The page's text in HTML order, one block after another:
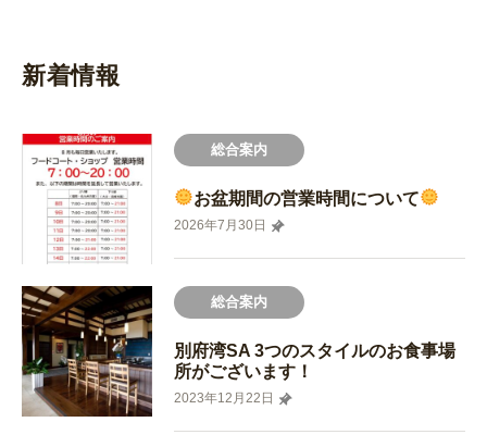
新着情報
総合案内
お盆期間の営業時間について
2026年7月30日
総合案内
別府湾SA 3つのスタイルのお食事場
所がございます！
2023年12月22日